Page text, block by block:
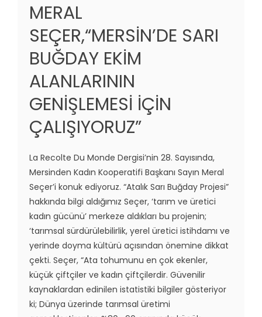
MERAL
SEÇER,“MERSİN’DE SARI
BUĞDAY EKİM
ALANLARININ
GENİŞLEMESİ İÇİN
ÇALIŞIYORUZ”
La Recolte Du Monde Dergisi’nin 28. Sayısında,
Mersinden Kadın Kooperatifi Başkanı Sayın Meral
Seçer’i konuk ediyoruz. “Atalık Sarı Buğday Projesi”
hakkında bilgi aldığımız Seçer, ‘tarım ve üretici
kadın gücünü’ merkeze aldıkları bu projenin;
‘tarımsal sürdürülebilirlik, yerel üretici istihdamı ve
yerinde doyma kültürü açısından önemine dikkat
çekti. Seçer, “Ata tohumunu en çok ekenler,
küçük çiftçiler ve kadın çiftçilerdir. Güvenilir
kaynaklardan edinilen istatistiki bilgiler gösteriyor
ki; Dünya üzerinde tarımsal üretimi